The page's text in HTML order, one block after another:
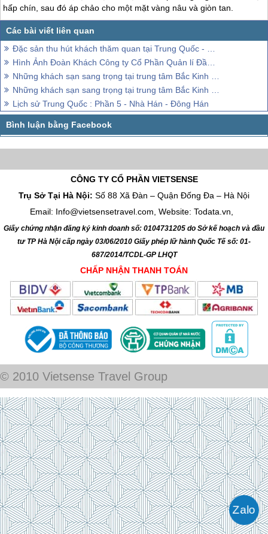
hấp chín, sau đó áp chảo cho một mặt vàng nâu và giòn tan.
Đặc sản thu hút khách thăm quan tại Trung Quốc - Phần 2
Hình Ảnh Đoàn Khách Công ty Cổ Phần Quản lí Đầu Tư Tài Chính Dầu Khí Việt Nam
Những khách sạn sang trọng tại trung tâm Bắc Kinh Trung Quốc – Phần 1
Những khách sạn sang trọng tại trung tâm Bắc Kinh Trung Quốc – Phần 2
Lịch sử Trung Quốc : Phần 5 - Nhà Hán - Đông Hán
CÔNG TY CỔ PHẦN VIETSENSE
Trụ Sở Tại Hà Nội: Số 88 Xã Đàn – Quận Đống Đa – Hà Nội
Email: Info@vietsensetravel.com, Website: Todata.vn,
Giấy chứng nhận đăng ký kinh doanh số: 0104731205 do Sở kế hoạch và đầu
tư TP Hà Nội cấp ngày 03/06/2010 Giấy phép lữ hành Quốc Tế số: 01-
687/2014/TCDL-GP LHQT
CHẤP NHẬN THANH TOÁN
© 2010 Vietsense Travel Group